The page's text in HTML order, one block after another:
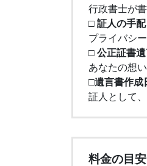
行政書士が
□ 証人の手配
プライバシ
□ 公正証書
あなたの想
□遺言書作成
証人として
料金の目安